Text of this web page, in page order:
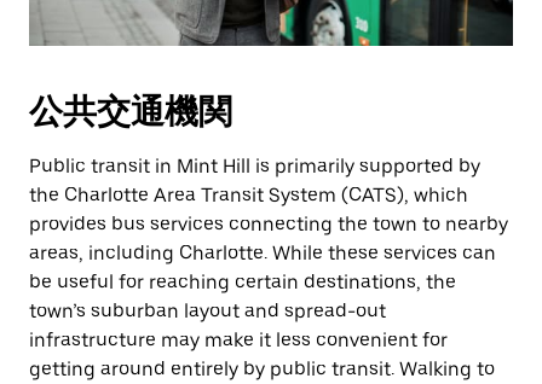
公共交通機関
Public transit in Mint Hill is primarily supported by
the Charlotte Area Transit System (CATS), which
provides bus services connecting the town to nearby
areas, including Charlotte. While these services can
be useful for reaching certain destinations, the
town’s suburban layout and spread-out
infrastructure may make it less convenient for
getting around entirely by public transit. Walking to